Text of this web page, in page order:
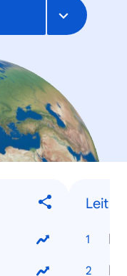
Leit